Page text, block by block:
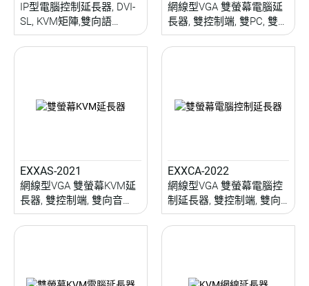
IP型電腦控制延長器, DVI-
SL, KVM矩陣,雙向語
音/IR/RS232/USB延伸,
RS232操控
網線型VGA 雙螢幕電腦延
長器, 雙控制端, 雙PC, 雙向
音訊/USB/IR/RS232延伸,
熱鍵遮罩, RGB校準, 200M
EXXAS-2021
網線型VGA 雙螢幕KVM延
長器, 雙控制端, 雙向音
訊/USB/IR/RS232延伸, 熱
鍵遮罩, RGB校準, 200M
EXXCA-2022
網線型VGA 雙螢幕電腦控
制延長器, 雙控制端, 雙向
音訊/USB/IR延伸, 熱鍵遮
罩, RGB校準, 200M